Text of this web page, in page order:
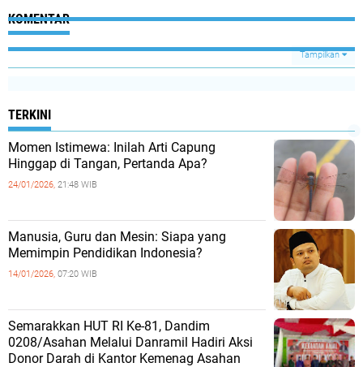
KOMENTAR
Tampilkan
TERKINI
Momen Istimewa: Inilah Arti Capung
Hinggap di Tangan, Pertanda Apa?
24/01/2026, 21:48 WIB
Manusia, Guru dan Mesin: Siapa yang
Memimpin Pendidikan Indonesia?
14/01/2026, 07:20 WIB
Semarakkan HUT RI Ke-81, Dandim
0208/Asahan Melalui Danramil Hadiri Aksi
Donor Darah di Kantor Kemenag Asahan